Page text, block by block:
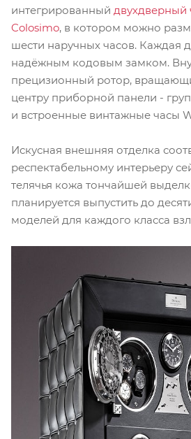
интегрированный двухдверный
Colosimo, в котором можно
шести наручных часов. Каждая
надёжным кодовым замком.
прецизионный ротор,
центру приборной панели -
и встроенные винтажные часы
Искусная внешняя отделка
респектабельному интерьеру
телячья кожа тончайшей
планируется выпустить до
моделей для каждого класса